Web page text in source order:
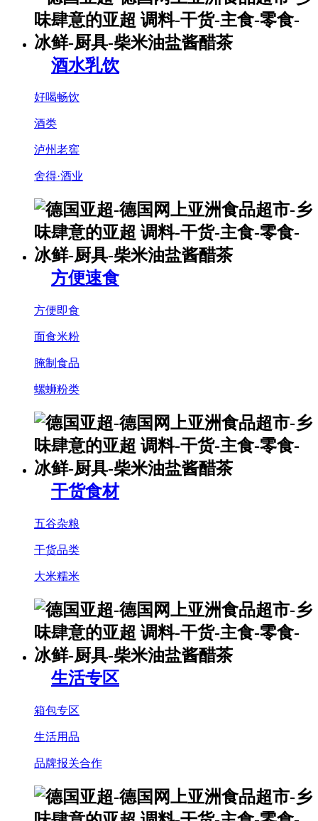
酒水乳饮
好喝畅饮
酒类
泸州老窖
舍得·酒业
方便速食
方便即食
面食米粉
腌制食品
螺蛳粉类
干货食材
五谷杂粮
干货品类
大米糯米
生活专区
箱包专区
生活用品
品牌报关合作